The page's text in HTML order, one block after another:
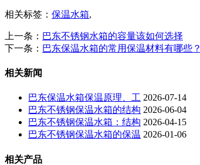
相关标签： 保温水箱,
上一条： 巴东不锈钢水箱的容量该如何选择
下一条： 巴东保温水箱的常用保温材料有哪些？
相关新闻
巴东保温水箱保温原理、工 2026-07-14
巴东不锈钢保温水箱的结构 2026-06-04
巴东不锈钢保温水箱：结构 2026-04-15
巴东不锈钢保温水箱的保温 2026-01-06
相关产品